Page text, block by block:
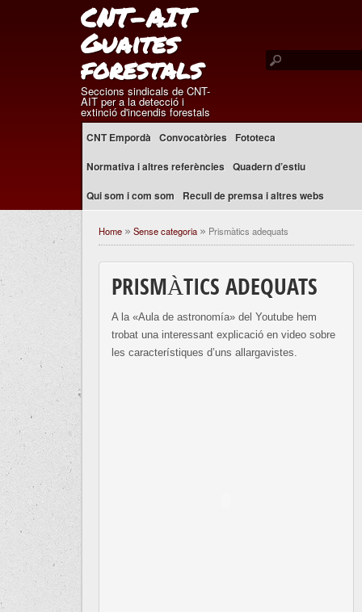
CNT-AIT
Guaites
forestals
Seccions sindicals de CNT-
AIT per a la detecció i
extinció d'incendis forestals
CNT Empordà Convocatòries
Fototeca
Normativa i altres referències Quadern d’estiu
Qui som i com som
Recull de premsa i altres webs
Home » Sense categoria » Prismàtics adequats
PRISMÀTICS ADEQUATS
A la «Aula de astronomía» del Youtube hem
trobat una interessant explicació en video sobre
les característiques d’uns allargavistes.